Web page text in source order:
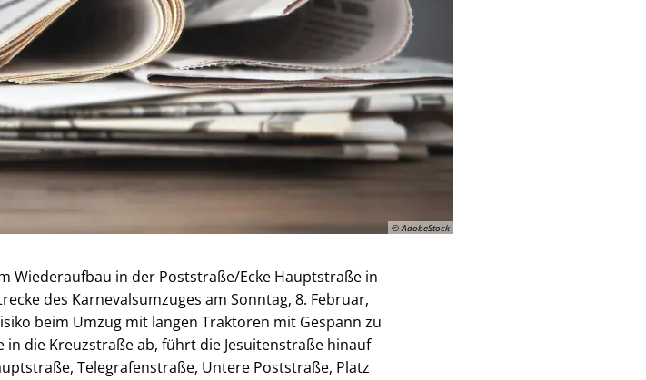
© AdobeStock
Wiederaufbau in der Poststraße/Ecke Hauptstraße in
des Karnevalsumzuges am Sonntag, 8. Februar,
beim Umzug mit langen Traktoren mit Gespann zu
die Kreuzstraße ab, führt die Jesuitenstraße hinauf
Telegrafenstraße, Untere Poststraße, Platz